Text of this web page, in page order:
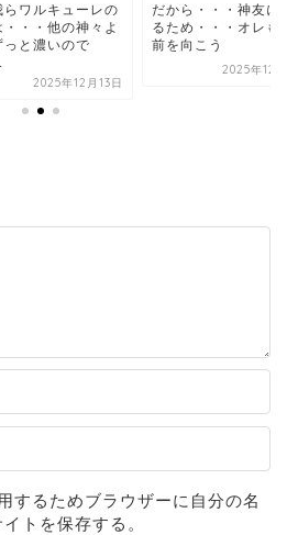
らワルキューレの
・・・他の神々よ
っと濃いので
2025年12月13日
だから・・・神友に
るため・・・オレも
前を向こう
2025年12
するためブラウザーに自分の名
トを保存する。